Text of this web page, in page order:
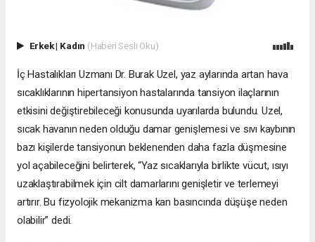
Erkek| Kadın (Haberi Sesli Oku)
İç Hastalıkları Uzmanı Dr. Burak Uzel, yaz aylarında artan hava
sıcaklıklarının hipertansiyon hastalarında tansiyon ilaçlarının
etkisini değiştirebileceği konusunda uyarılarda bulundu. Uzel,
sıcak havanın neden olduğu damar genişlemesi ve sıvı kaybının
bazı kişilerde tansiyonun beklenenden daha fazla düşmesine
yol açabileceğini belirterek, “Yaz sıcaklarıyla birlikte vücut, ısıyı
uzaklaştırabilmek için cilt damarlarını genişletir ve terlemeyi
artırır. Bu fizyolojik mekanizma kan basıncında düşüşe neden
olabilir” dedi.